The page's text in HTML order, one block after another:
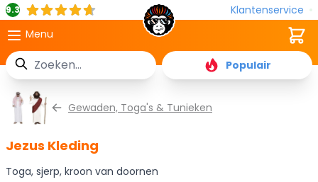
9.3
Klantenservice
Menu
Zoek
Populair
Cart
Gewaden, Toga's & Tunieken
Jezus Kleding
Toga, sjerp, kroon van doornen